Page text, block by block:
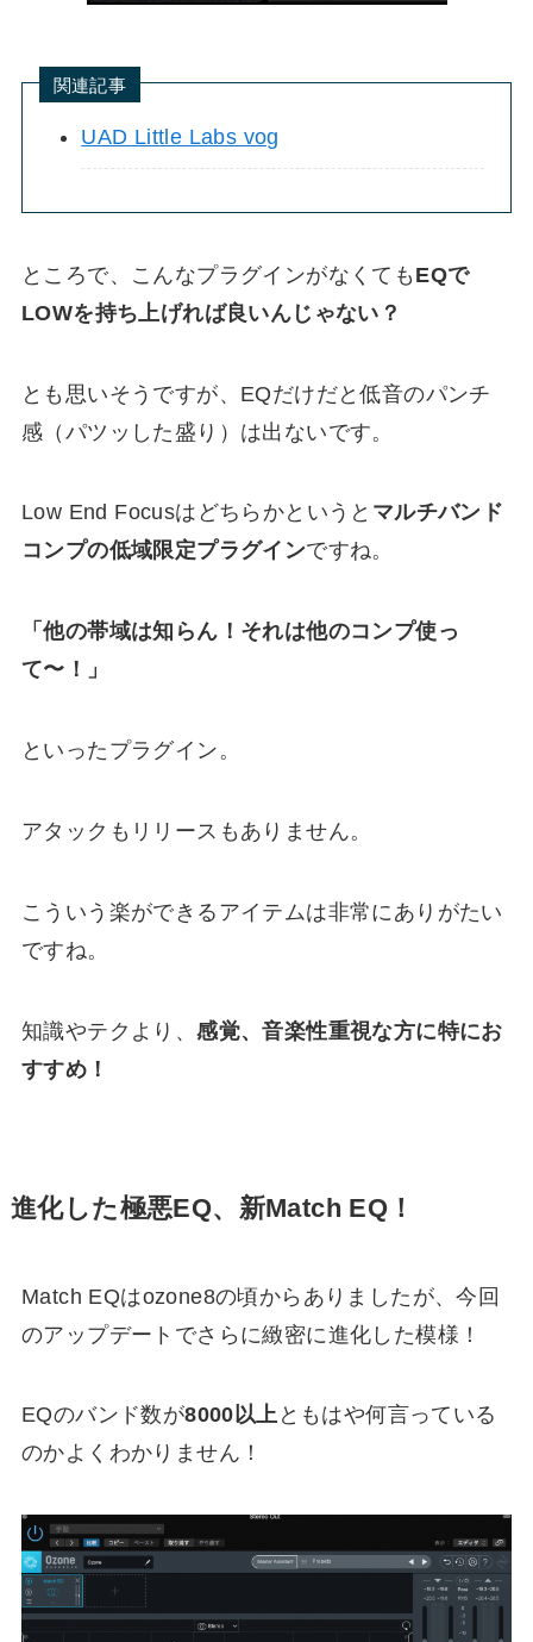
関連記事
UAD Little Labs vog
ところで、こんなプラグインがなくても EQで
LOWを持ち上げれば良いんじゃない？
とも思いそうですが、EQだけだと低音のパンチ
感（パツッした盛り）は出ないです。
Low End Focusはどちらかというと マルチバンド
コンプの低域限定プラグインですね。
「他の帯域は知らん！それは他のコンプ使っ
て〜！」
といったプラグイン。
アタックもリリースもありません。
こういう楽ができるアイテムは非常にありがたい
ですね。
知識やテクより、感覚、音楽性重視な方に特にお
すすめ！
進化した極悪EQ、新Match EQ！
Match EQはozone8の頃からありましたが、今回
のアップデートでさらに緻密に進化した模様！
EQのバンド数が8000以上 ともはや何言っている
のかよくわかりません！